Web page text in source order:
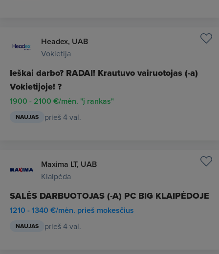
Headex, UAB
Vokietija
Ieškai darbo? RADAI! Krautuvo vairuotojas (-a)
Vokietijoje! ?
1900 - 2100 €/mėn. "į rankas"
NAUJAS prieš 4 val.
Maxima LT, UAB
Klaipėda
SALĖS DARBUOTOJAS (-A) PC BIG KLAIPĖDOJE
1210 - 1340 €/mėn. prieš mokesčius
NAUJAS prieš 4 val.